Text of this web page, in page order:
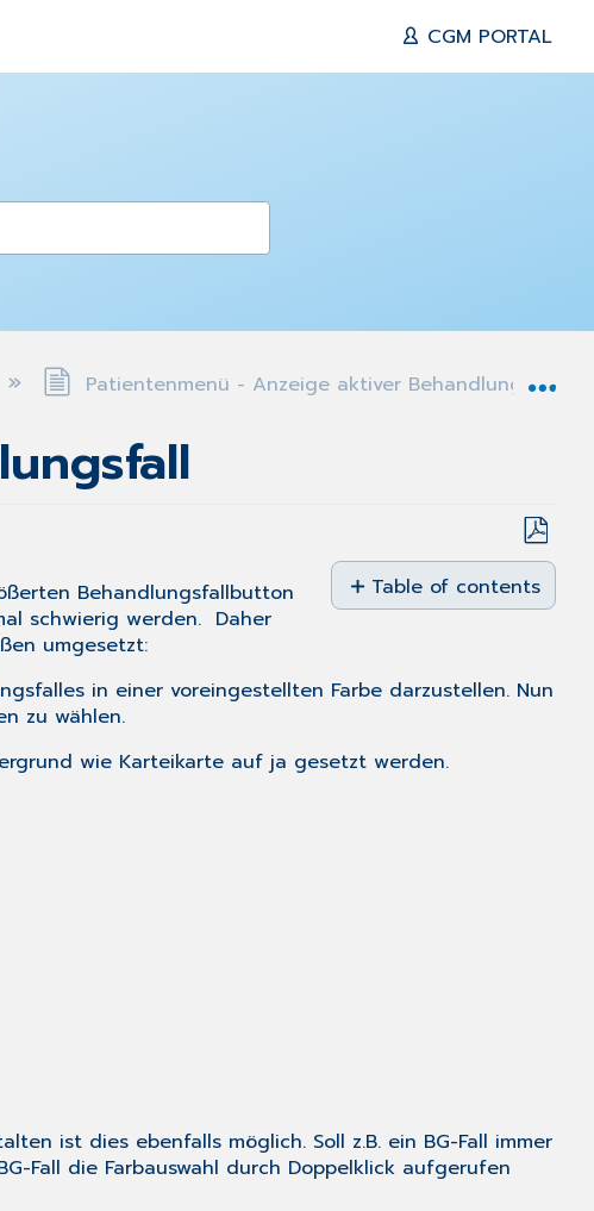
CGM PORTAL
Patientenmenü - Anzeige aktiver Behandlungsfall
Save
as
PDF
Table of contents
Fälle
Behandlungsfallbutton
schwierig werden. Daher
umgesetzt:
in einer voreingestellten Farbe darzustellen. Nun
zu wählen.
wie Karteikarte auf ja gesetzt werden.
ist dies ebenfalls möglich. Soll z.B. ein BG-Fall immer
Fall die Farbauswahl durch Doppelklick aufgerufen